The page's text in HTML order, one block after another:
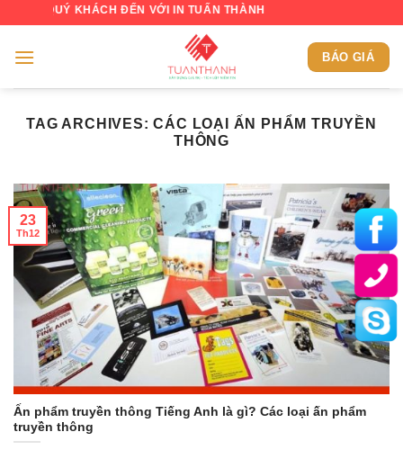
content
QUÝ KHÁCH ĐẾN VỚI IN TUẤN THÀNH
BÁO GIÁ
TAG ARCHIVES:CÁC LOẠI ẤN PHẨM TRUYỀN
THÔNG
Ấn phẩm truyền thông Tiếng Anh là gì? Các loại ấn phẩm
truyền thông
23
Th12